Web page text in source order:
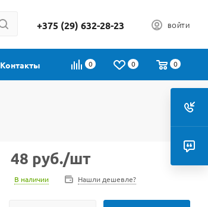
+375 (29) 632-28-23 ВОЙТИ
0 0 0
Контакты
48 руб./шт
В наличии Нашли дешевле?